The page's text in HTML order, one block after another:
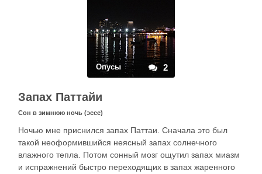
Опусы 2
Запах Паттайи
Сон в зимнюю ночь (эссе)
Ночью мне приснился запах Паттаи. Сначала это был
такой неоформившийся неясный запах солнечного
влажного тепла. Потом сонный мозг ощутил запах миазм
и испражнений быстро переходящих в запах жаренного